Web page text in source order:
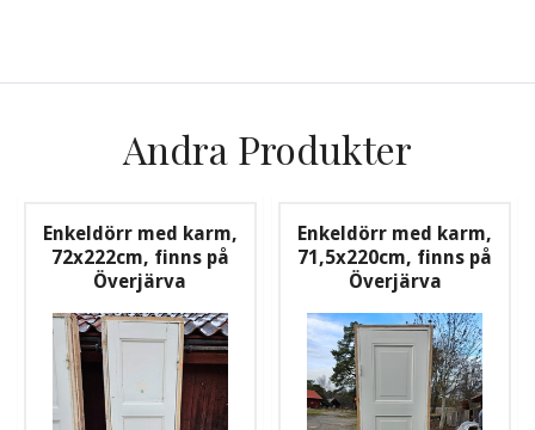
Andra Produkter
Enkeldörr med karm,
72x222cm, finns på
Överjärva
Enkeldörr med karm,
71,5x220cm, finns på
Överjärva